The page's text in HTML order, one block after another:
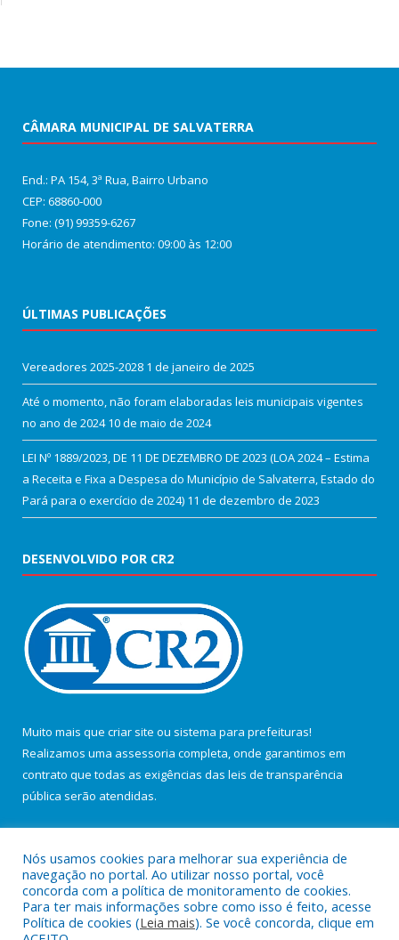
CÂMARA MUNICIPAL DE SALVATERRA
End.: PA 154, 3ª Rua, Bairro Urbano
CEP: 68860‑000
Fone: (91) 99359-6267
Horário de atendimento: 09:00 às 12:00
ÚLTIMAS PUBLICAÇÕES
Vereadores 2025-2028 1 de janeiro de 2025
Até o momento, não foram elaboradas leis municipais vigentes
no ano de 2024 10 de maio de 2024
LEI Nº 1889/2023, DE 11 DE DEZEMBRO DE 2023 (LOA 2024 – Estima
a Receita e Fixa a Despesa do Município de Salvaterra, Estado do
Pará para o exercício de 2024) 11 de dezembro de 2023
DESENVOLVIDO POR CR2
Muito mais que criar site ou sistema para prefeituras!
Realizamos uma assessoria completa, onde garantimos em
contrato que todas as exigências das leis de transparência
pública serão atendidas.
Todos os direitos reservados a Câmara Municipal de Salvaterra.
Nós usamos cookies para melhorar sua experiência de
navegação no portal. Ao utilizar nosso portal, você
concorda com a política de monitoramento de cookies.
Para ter mais informações sobre como isso é feito, acesse
Política de cookies (Leia mais). Se você concorda, clique em